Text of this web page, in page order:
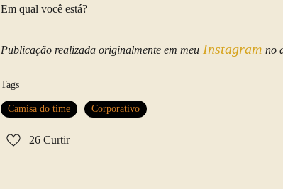
Em qual você está?
Publicação realizada originalmente em meu Instagram no
Tags
Camisa do time Corporativo
26 Curtir